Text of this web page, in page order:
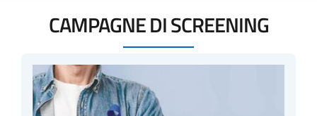
CAMPAGNE DI SCREENING